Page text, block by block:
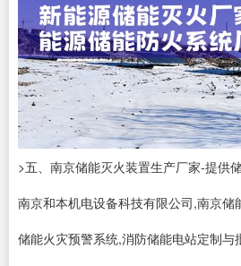
>五、南京储能灭火装置生产厂家-提供
南京和本机电设备科技有限公司,南京储
储能火灾预警系统,消防储能电站定制与